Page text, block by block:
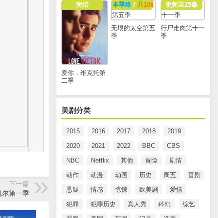
完结
爱你，维克托第
二季
本季终/ 共10集
无垠的太空第五
季
更新至25集
行尸走肉第十一
季
美剧分类
2015 2016 2017 2018
2019
2020
2021 2022 BBC
CBS
NBC
Netflix 其他 冒险
剧情
动作
动漫 动画 历史 周五
喜剧
悬疑
情感 惊悚 欧美剧
爱情
犯罪
犯罪历史 真人秀 科幻
综艺
下一篇
尔第一季